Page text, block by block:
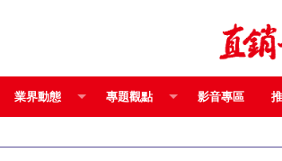
業界動態 專題觀點 影音專區